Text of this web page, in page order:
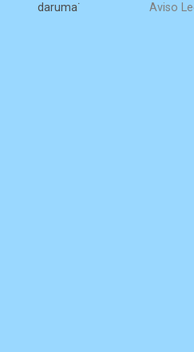
Aviso
daruma˙